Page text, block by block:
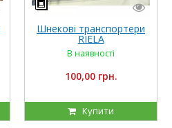
Шнекові транспортери
RIELA
В наявності
100,00 грн.
Купити